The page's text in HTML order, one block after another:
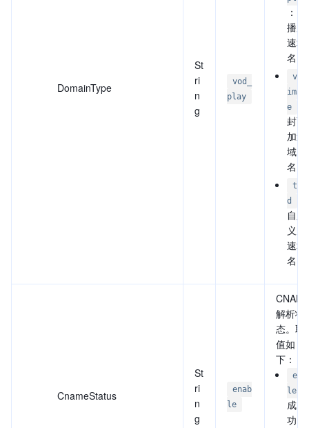
DomainType
St
ri
n
g
vod_
play
：点
播加
速域
名。
imag
e
封面
加速
域
名。
d
自定
义加
速域
名。
CnameStatus
St
ri
n
g
enab
le
解析状
态。取
值如
下：
le
成
功。